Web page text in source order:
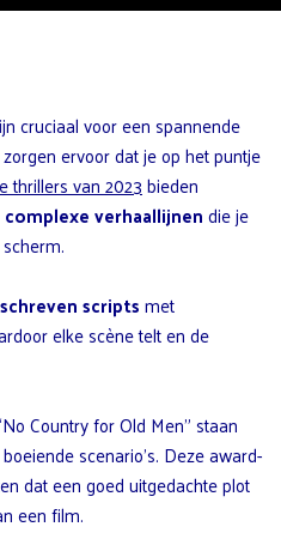
cruciaal voor een spannende
ervoor dat je op het puntje
thrillers van 2023bieden
verhaallijnendie je
scriptsmet
elke scène telt en de
Country for Old Men” staan
scenario’s. Deze award-
dat een goed uitgedachte plot
een film.